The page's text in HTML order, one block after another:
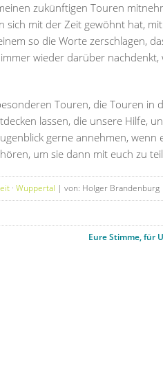
zukünftigen Touren
sich mit der Zeit gewöhnt hat,
so die Worte zerschlagen,
wieder darüber nachdenkt,
Touren, die Touren in
lassen, die unsere Hilfe,
gerne annehmen, wenn
um sie dann mit euch zu
· Wuppertal | von: Holger Brandenburg
Eure Stimme, für